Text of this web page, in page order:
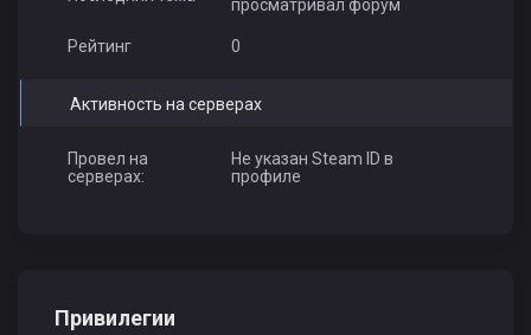
просматривал форум
Рейтинг 0
Активность на серверах
Провел на
серверах:
Не указан Steam ID в
профиле
Привилегии